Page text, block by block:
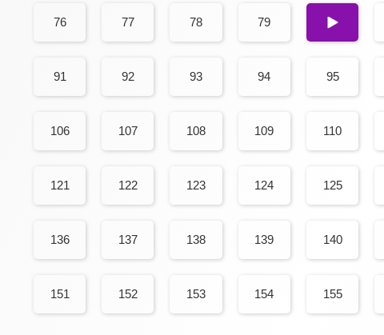
76 77 78 79 80
91 92 93 94 95
106 107 108 109 110
121 122 123 124 125
136 137 138 139 140
151 152 153 154 155